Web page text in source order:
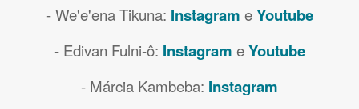
- We'e'ena Tikuna: Instagram eYoutube
- Edivan Fulni-ô: Instagram eYoutube
- Márcia Kambeba: Instagram